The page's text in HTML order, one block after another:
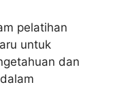
pelatihan
untuk
dan